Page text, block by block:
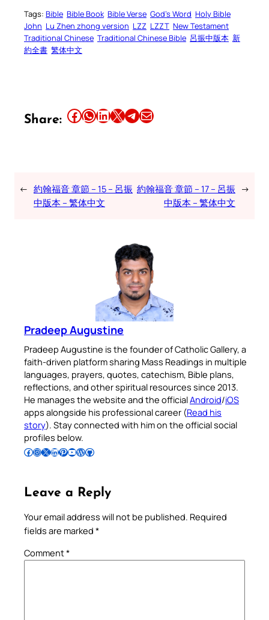
Tags: Bible Bible Book Bible Verse God’s Word Holy Bible
John Lu Zhen zhong version LZZ LZZT New Testament
Traditional Chinese Traditional Chinese Bible 呂振中版本 新
約全書 繁体中文
Share: Share this article on Facebook Share this article on WhatsApp Share this article on LinkedIn Share this article on X Share this article on TelegramEmail this Article
← 約翰福音 章節 – 15 – 呂振
中版本 – 繁体中文
約翰福音 章節 – 17 – 呂振
中版本 – 繁体中文
→
Pradeep Augustine
Pradeep Augustine is the founder of Catholic Gallery, a
faith-driven platform sharing Mass Readings in multiple
languages, prayers, quotes, catechism, Bible plans,
reflections, and other spiritual resources since 2013.
He manages the website and the officialAndroid/iOS
apps alongside his professional career (Read his
story). Stay connected with him on the official social
profiles below.
Follow Pradeep on Facebook Follow Pradeep on InstagramFollow Pradeep on X Follow Pradeep on LinkedIn Follow Pradeep on Pinterest Subscribe to Pradeep’s Youtube Channel Follow Pradeep on WordPress Follow Pradeep on GitHub
Leave a Reply
Your email address will not be published. Required
fields are marked *
Comment*